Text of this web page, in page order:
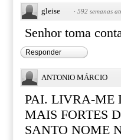
gleise · 592 semanas
Senhor toma
Responder
ANTONIO MÁRCIO
PAI. LIVRA-ME
MAIS FORTES
SANTO NOME